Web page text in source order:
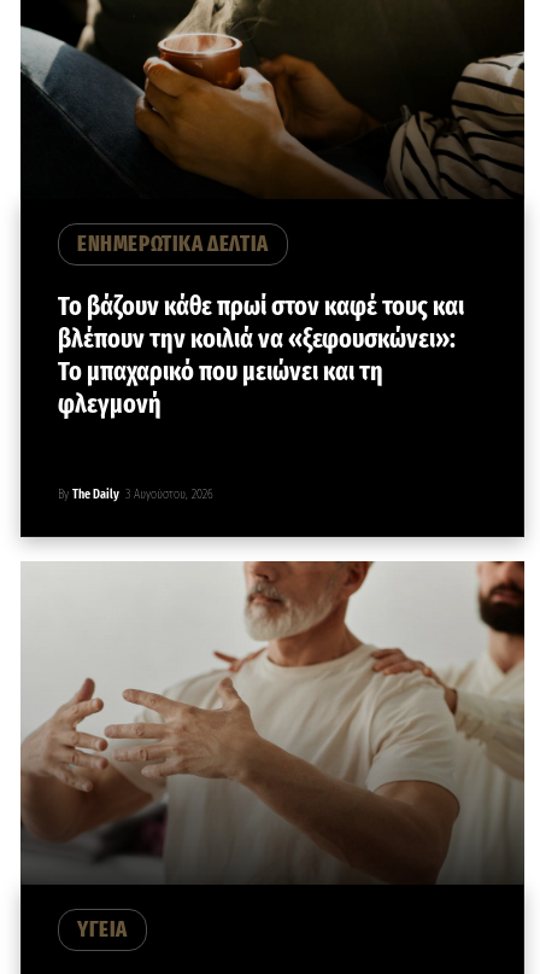
ΕΝΗΜΕΡΩΤΙΚΑ ΔΕΛΤΙΑ
Το βάζουν κάθε πρωί στον καφέ τους και
βλέπουν την κοιλιά να «ξεφουσκώνει»:
Το μπαχαρικό που μειώνει και τη
φλεγμονή
By The Daily 3 Αυγούστου, 2026
ΥΓΕΙΑ